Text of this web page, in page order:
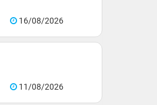
16/08/2026
11/08/2026